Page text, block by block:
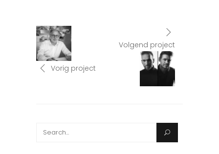
Vorig project
Volgend project
Search